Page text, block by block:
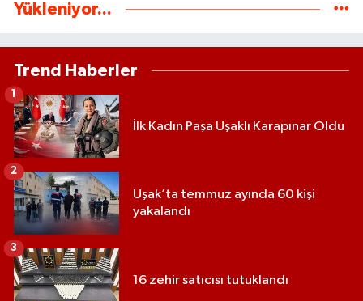
Yükleniyor...
Trend Haberler
İlk Kadın Paşa Uşaklı Karapınar Oldu
1
Uşak’ta temmuz ayında 60 kişi
yakalandı
2
16 zehir satıcısı tutuklandı
3